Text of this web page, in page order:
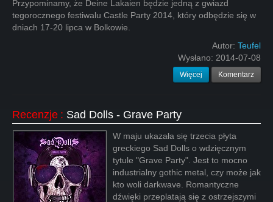
Przypominamy, że Deine Lakaien będzie jedną z gwiazd
tegorocznego festiwalu Castle Party 2014, który odbędzie się w
dniach 17-20 lipca w Bolkowie.
Autor: Teufel
Wysłano: 2014-07-08
Więcej Komentarz
Recenzje : Sad Dolls - Grave Party
W maju ukazała się trzecia płyta
greckiego Sad Dolls o wdzięcznym
tytule "Grave Party". Jest to mocno
industrialny gothic metal, czy może jak
kto woli darkwave. Romantyczne
dźwięki przeplatają się z ostrzejszymi